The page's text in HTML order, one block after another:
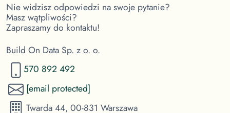
Nie widzisz odpowiedzi na swoje pytanie?
Masz wątpliwości?
Zapraszamy do kontaktu!
Build On Data Sp. z o. o.
570 892 492
[email protected]
Twarda 44, 00-831 Warszawa